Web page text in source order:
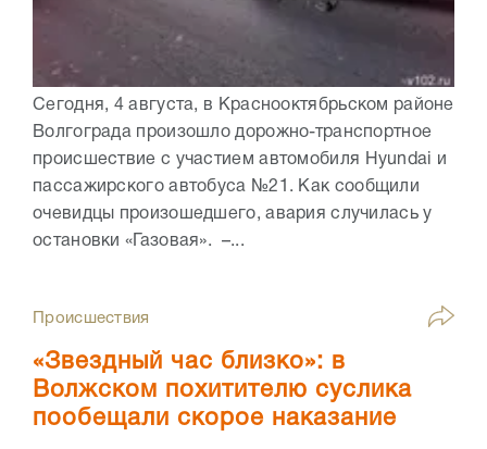
Сегодня, 4 августа, в Краснооктябрьском районе
Волгограда произошло дорожно-транспортное
происшествие с участием автомобиля Hyundai и
пассажирского автобуса №21. Как сообщили
очевидцы произошедшего, авария случилась у
остановки «Газовая». –...
Происшествия
«Звездный час близко»: в
Волжском похитителю суслика
пообещали скорое наказание